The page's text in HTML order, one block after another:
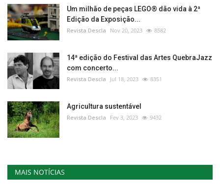
Um milhão de peças LEGO® dão vida à 2ª
Edição da Exposição...
Revista Descla Nov 20, 2023 8582
14ª edição do Festival das Artes QuebraJazz
com concerto...
Revista Descla Jul 18, 2023 8351
Agricultura sustentável
Revista Descla Fev 3, 2023 9432
MAIS NOTÍCIAS